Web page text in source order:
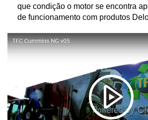
que condição o motor se encontra
de funcionamento com produtos